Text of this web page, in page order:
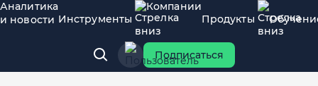
Аналитика
и новости Инструменты
Компании
Продукты
Подписаться